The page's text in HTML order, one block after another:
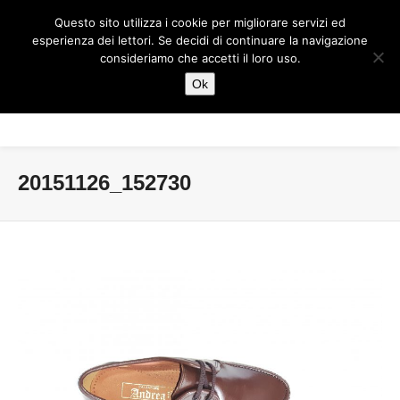
20151126_152730
Questo sito utilizza i cookie per migliorare servizi ed
esperienza dei lettori. Se decidi di continuare la navigazione
consideriamo che accetti il loro uso.
Ok